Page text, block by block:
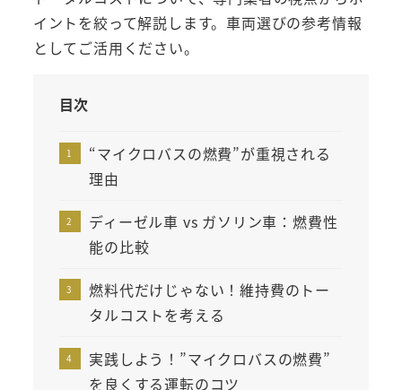
イントを絞って解説します。車両選びの参考情報
としてご活用ください。
目次
“マイクロバスの燃費”が重視される
理由
ディーゼル車 vs ガソリン車：燃費性
能の比較
燃料代だけじゃない！維持費のトー
タルコストを考える
実践しよう！”マイクロバスの燃費”
を良くする運転のコツ